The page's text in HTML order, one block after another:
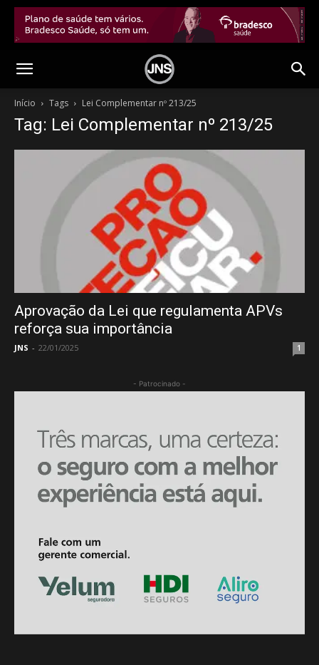
Início Tags Lei Complementar nº 213/25
Tag: Lei Complementar nº 213/25
Aprovação da Lei que regulamenta APVs
reforça sua importância
JNS - 22/01/2025 1
- Patrocinado -